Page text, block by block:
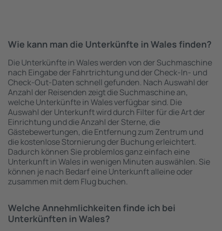
Wie kann man die Unterkünfte in Wales finden?
Die Unterkünfte in Wales werden von der Suchmaschine
nach Eingabe der Fahrtrichtung und der Check-In- und
Check-Out-Daten schnell gefunden. Nach Auswahl der
Anzahl der Reisenden zeigt die Suchmaschine an,
welche Unterkünfte in Wales verfügbar sind. Die
Auswahl der Unterkunft wird durch Filter für die Art der
Einrichtung und die Anzahl der Sterne, die
Gästebewertungen, die Entfernung zum Zentrum und
die kostenlose Stornierung der Buchung erleichtert.
Dadurch können Sie problemlos ganz einfach eine
Unterkunft in Wales in wenigen Minuten auswählen. Sie
können je nach Bedarf eine Unterkunft alleine oder
zusammen mit dem Flug buchen.
Welche Annehmlichkeiten finde ich bei
Unterkünften in Wales?